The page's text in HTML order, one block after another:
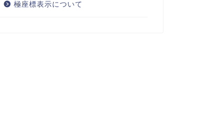
極座標表示について